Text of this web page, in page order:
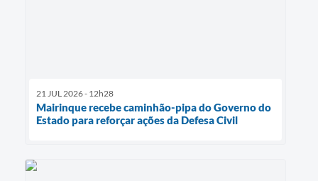
21 JUL 2026 - 12h28
Mairinque recebe caminhão-pipa do Governo do
Estado para reforçar ações da Defesa Civil